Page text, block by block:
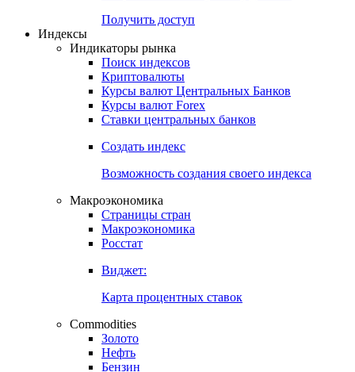
Попробуйте7-дневный
Откройте глобальную базу данных
Получить доступ
Индикаторы рынка
Поиск индексов
Курсы валют Центральных Банков
Ставки центральных банков
Создать индекс
Возможность создания своего индекса
Страницы стран
Росстат
Виджет:
Карта процентных ставок